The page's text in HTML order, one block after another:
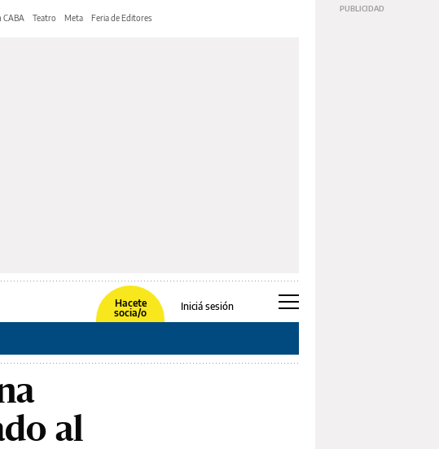
CABA Teatro Meta Feria de Editores
Hacete
socia/o
Iniciá sesión
al